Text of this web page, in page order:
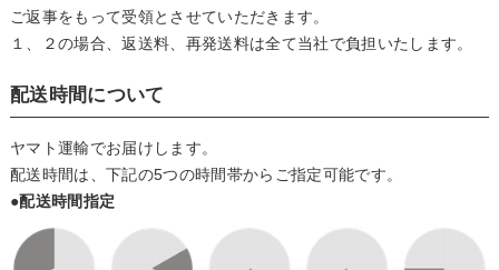
ご返事をもって受領とさせていただきます。
１、２の場合、返送料、再発送料は全て当社で負担いたします。
配送時間について
ヤマト運輸でお届けします。
配送時間は、下記の5つの時間帯からご指定可能です。
●配送時間指定